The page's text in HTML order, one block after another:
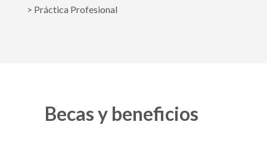
> Práctica Profesional
Becas y beneficios